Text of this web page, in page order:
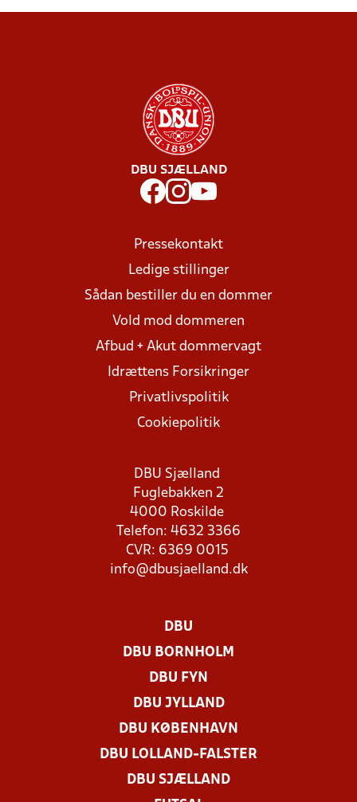
DBU SJÆLLAND
Pressekontakt
Ledige stillinger
Sådan bestiller du en dommer
Vold mod dommeren
Afbud + Akut dommervagt
Idrættens Forsikringer
Privatlivspolitik
Cookiepolitik
DBU Sjælland
Fuglebakken 2
4000 Roskilde
Telefon: 4632 3366
CVR: 6369 0015
info@dbusjaelland.dk
DBU
DBU BORNHOLM
DBU FYN
DBU JYLLAND
DBU KØBENHAVN
DBU LOLLAND-FALSTER
DBU SJÆLLAND